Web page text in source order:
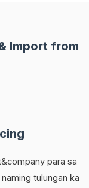
Import from
para sa
tulungan ka